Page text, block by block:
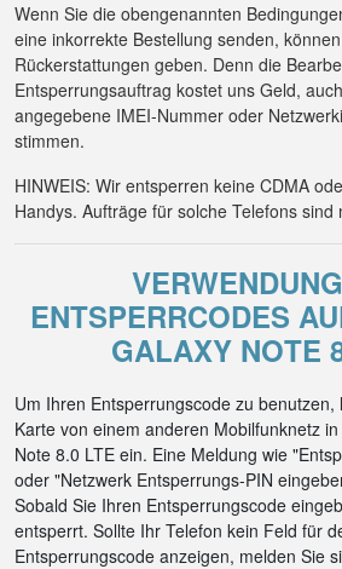
Wenn Sie die obengenannten
eine inkorrekte Bestellung senden,
Rückerstattungen geben. Denn die
Entsperrungsauftrag kostet uns Geld,
angegebene IMEI-Nummer oder
stimmen.
HINWEIS: Wir entsperren keine CDMA
Handys. Aufträge für solche Telefons sind
ENTSPERRCODES
GALAXY NOTE
Um Ihren Entsperrungscode zu benutzen,
Karte von einem anderen Mobilfunknetz
Note 8.0 LTE ein. Eine Meldung wie
oder "Netzwerk Entsperrungs-PIN
Sobald Sie Ihren Entsperrungscode
entsperrt. Sollte Ihr Telefon kein Feld für
Entsperrungscode anzeigen, melden Sie